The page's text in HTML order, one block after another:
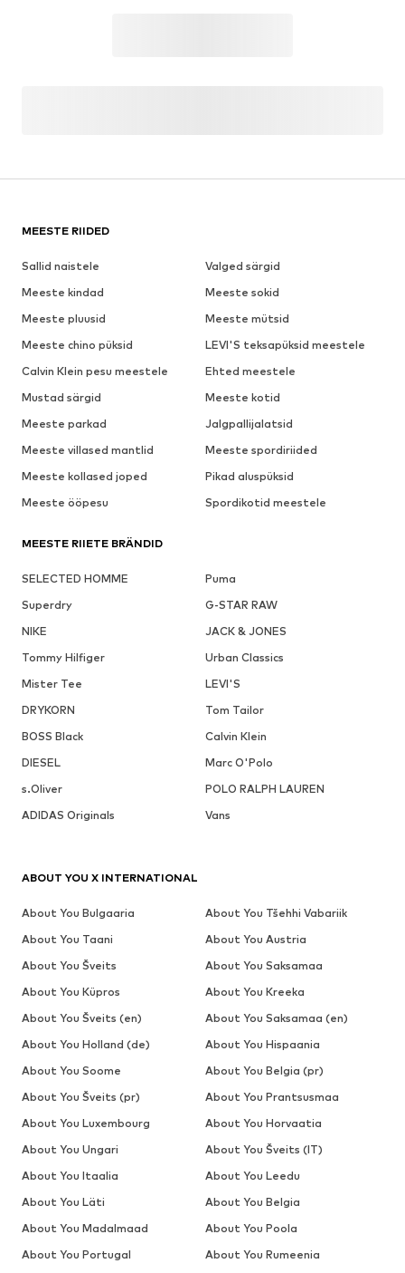
MEESTE RIIDED
Sallid naistele
Valged särgid
Meeste kindad
Meeste sokid
Meeste pluusid
Meeste mütsid
Meeste chino püksid
LEVI'S teksapüksid meestele
Calvin Klein pesu meestele
Ehted meestele
Mustad särgid
Meeste kotid
Meeste parkad
Jalgpallijalatsid
Meeste villased mantlid
Meeste spordiriided
Meeste kollased joped
Pikad aluspüksid
Meeste ööpesu
Spordikotid meestele
MEESTE RIIETE BRÄNDID
SELECTED HOMME
Puma
Superdry
G-STAR RAW
NIKE
JACK & JONES
Tommy Hilfiger
Urban Classics
Mister Tee
LEVI'S
DRYKORN
Tom Tailor
BOSS Black
Calvin Klein
DIESEL
Marc O'Polo
s.Oliver
POLO RALPH LAUREN
ADIDAS Originals
Vans
ABOUT YOU X INTERNATIONAL
About You Bulgaaria
About You Tšehhi Vabariik
About You Taani
About You Austria
About You Šveits
About You Saksamaa
About You Küpros
About You Kreeka
About You Šveits (en)
About You Saksamaa (en)
About You Holland (de)
About You Hispaania
About You Soome
About You Belgia (pr)
About You Šveits (pr)
About You Prantsusmaa
About You Luxembourg
About You Horvaatia
About You Ungari
About You Šveits (IT)
About You Itaalia
About You Leedu
About You Läti
About You Belgia
About You Madalmaad
About You Poola
About You Portugal
About You Rumeenia